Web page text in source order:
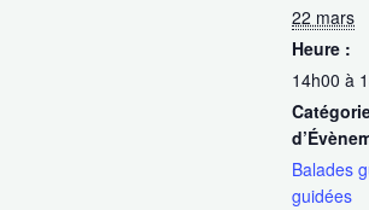
22 mars
Heure :
14h00 à
Balades
guidées